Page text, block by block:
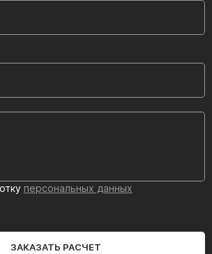
персональных данных
ЗАКАЗАТЬ РАСЧЕТ